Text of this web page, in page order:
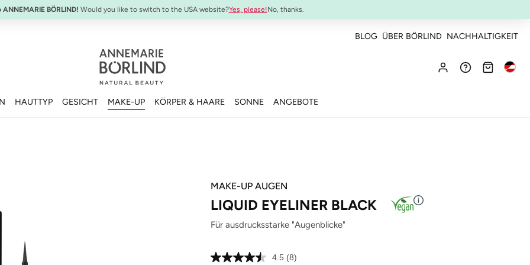
BÖRLIND! Would you like to switch to the USA website?Yes, please!No, thanks.
BLOG ÜBER BÖRLIND NACHHALTIGKEIT
HAUTTYP GESICHT MAKE-UP KÖRPER & HAARE SONNE ANGEBOTE
MAKE-UP AUGEN
LIQUID EYELINER BLACK
Für ausdrucksstarke "Augenblicke"
4.5 8
(8)